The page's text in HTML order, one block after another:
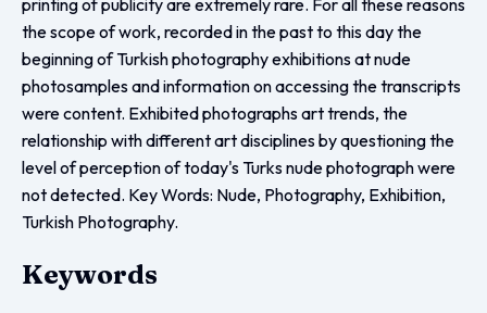
the scope of work, recorded in the past to this day the
beginning of Turkish photography exhibitions at nude
photosamples and information on accessing the transcripts
were content. Exhibited photographs art trends, the
relationship with different art disciplines by questioning the
level of perception of today's Turks nude photograph were
not detected. Key Words: Nude, Photography, Exhibition,
Turkish Photography.
Keywords